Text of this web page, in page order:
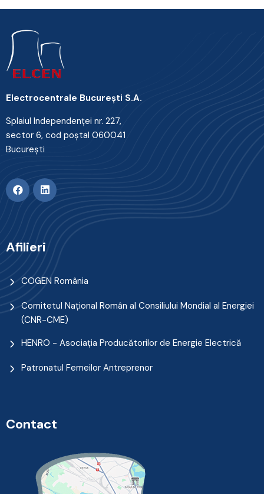
Electrocentrale Bucureşti S.A.
Splaiul Independenţei nr. 227,
sector 6, cod poştal 060041
Bucureşti
Afilieri
COGEN România
Comitetul Naţional Român al Consiliului Mondial al Energiei
(CNR-CME)
HENRO - Asociația Producătorilor de Energie Electrică
Patronatul Femeilor Antreprenor
Contact